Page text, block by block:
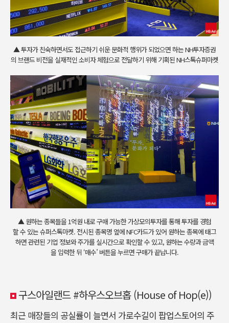
▲ 투자가 친숙하면서도 접근하기 쉬운 문화적 행위가 되었으면 하는 NH투자증권
의 브랜드 비전을 실재적인 소비자 체험으로 전달하기 위해 기획된 NH스톡슈퍼마켓
▲ 원하는 종목들을 1억원 내로 구매 가능한 가상모의투자를 통해 투자를 경험
할 수 있는 슈퍼스톡마켓. 전시된 종목명 옆에 NFC카드가 있어 원하는 종목에 태그
하면 관련된 기업 정보와 주가를 실시간으로 확인할 수 있고, 원하는 수량과 금액
을 입력한 뒤 ‘매수’ 버튼을 누르면 구매가 끝납니다.
구스아일랜드 #하우스오브홉 (House of Hop(e))
최근 매장들의 공실률이 늘면서 가로수길이 팝업스토어의 주